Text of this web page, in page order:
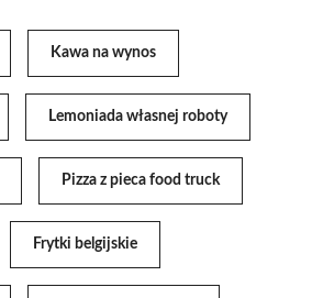
Kawa na wynos
Lemoniada własnej roboty
Pizza z pieca food truck
Frytki belgijskie